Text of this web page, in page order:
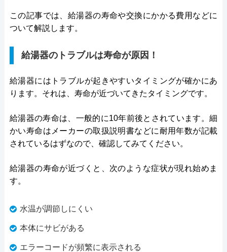
この記事では、給湯器の寿命や交換にかかる費用などに
ついて解説します。
給湯器のトラブルは寿命が原因！
給湯器にはトラブルが起きやすいタイミングが確かにあ
ります。それは、寿命が近づいてきたタイミングです。
給湯器の寿命は、一般的に10年前後とされています。細
かい寿命はメーカーの取扱説明書などに耐用年数が記載
されているはずなので、確認してみてください。
給湯器の寿命が近づくと、次のような症状が現れ始めま
す。
水温が調節しにくい
本体にサビがある
エラーコードが頻繁に表示される